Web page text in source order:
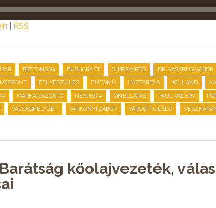
RSS
, BIZTONSÁG , BUSHCRAFT , CHIPGYÁRTÓ , DR. VASÁRUS GÁBOR
, FELKÉSZÜLÉS , FUTÓMŰ , HÁZTARTÁS , JOLLAND ,
, MÁRKAIGAZGATÓ , NEXPERIA , ÖNELLÁTÁS , PAUL VALÉRY ,
, VÁLSÁGHELYZET , VÁRKONYI GÁBOR , VÁROSI TÚLÉLŐ ,
kőolajvezeték,